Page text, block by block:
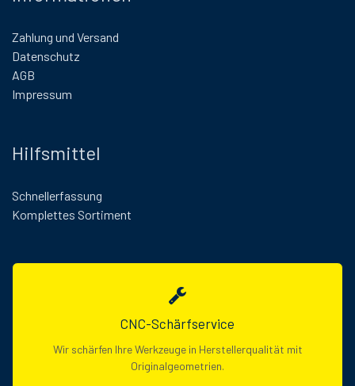
Zahlung und Versand
Datenschutz
AGB
Impressum
Hilfsmittel
Schnellerfassung
Komplettes Sortiment
CNC-Schärfservice
Wir schärfen Ihre Werkzeuge in Herstellerqualität mit
Originalgeometrien.